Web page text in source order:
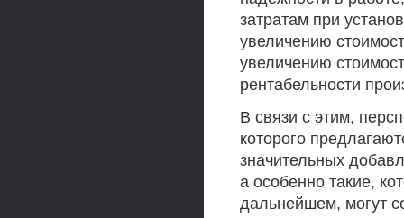
затратам при
увеличению
увеличению
рентабельности
В связи с этим,
которого
значительных
а особенно такие,
дальнейшем, могут